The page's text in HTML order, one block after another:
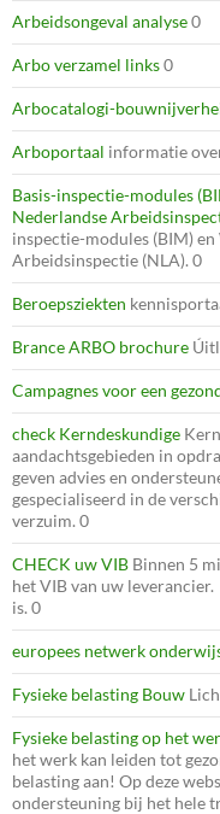
Arbeidsongeval analyse0
Arbo verzamel links0
Arbocatalogi-
Arboportaal informatie
Basis-inspectie-modules
Nederlandse
inspectie-modules (BIM)
Arbeidsinspectie (NLA). 0
Beroepsziekten
Brance ARBO brochure
Campagnes voor een
check Kerndeskundige
aandachtsgebieden in
geven advies en
gespecialiseerd in de
verzuim. 0
CHECK uw VIB Binnen 5
het VIB van uw
is. 0
europees netwerk
Fysieke belasting Bouw
Fysieke belasting op het
het werk kan leiden tot
belasting aan! Op deze
ondersteuning bij het hele